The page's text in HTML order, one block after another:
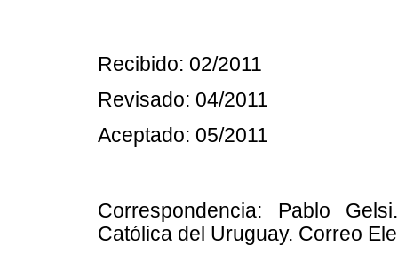
Recibido: 02/2011
Revisado: 04/2011
Aceptado: 05/2011
Correspondencia: Pablo Gelsi
Católica del Uruguay. Correo